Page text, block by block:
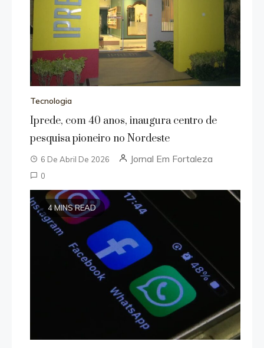
Tecnologia
Iprede, com 40 anos, inaugura centro de
pesquisa pioneiro no Nordeste
6 De Abril De 2026 Jornal Em Fortaleza
0
4 MINS READ